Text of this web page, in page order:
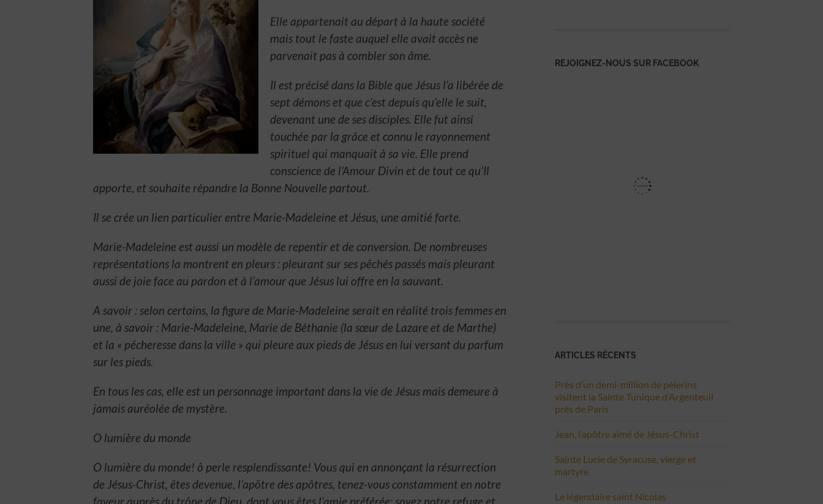
Elle appartenait au départ à la haute société
mais tout le faste auquel elle avait accès ne
parvenait pas à combler son âme.
Il est précisé dans la Bible que Jésus l’a libérée de
sept démons et que c’est depuis qu’elle le suit,
devenant une de ses disciples. Elle fut ainsi
touchée par la grâce et connu le rayonnement
spirituel qui manquait à sa vie. Elle prend
conscience de l’Amour Divin et de tout ce qu’Il
apporte, et souhaite répandre la Bonne Nouvelle partout.
Il se crée un lien particulier entre Marie-Madeleine et Jésus, une amitié forte.
Marie-Madeleine est aussi un modèle de repentir et de conversion. De nombreuses
représentations la montrent en pleurs : pleurant sur ses pêchés passés mais pleurant
aussi de joie face au pardon et à l’amour que Jésus lui offre en la sauvant.
A savoir : selon certains, la figure de Marie-Madeleine serait en réalité trois femmes en
une, à savoir : Marie-Madeleine, Marie de Béthanie (la sœur de Lazare et de Marthe)
et la « pécheresse dans la ville » qui pleure aux pieds de Jésus en lui versant du parfum
sur les pieds.
En tous les cas, elle est un personnage important dans la vie de Jésus mais demeure à
jamais auréolée de mystère.
O lumière du monde
O lumière du monde! ô perle resplendissante! Vous qui en annonçant la résurrection
de Jésus-Christ, êtes devenue, l’apôtre des apôtres, tenez-vous constamment en notre
REJOIGNEZ-NOUS SUR FACEBOOK
ARTICLES RÉCENTS
Près d’un demi-million de pèlerins
visitent la Sainte Tunique d’Argenteuil
près de Paris
Jean, l’apôtre aimé de Jésus-Christ
Sainte Lucie de Syracuse, vierge et
martyre
Le légendaire saint Nicolas